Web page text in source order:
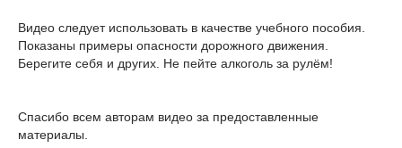
Видео следует использовать в качестве учебного пособия.
Показаны примеры опасности дорожного движения.
Берегите себя и других. Не пейте алкоголь за рулём!
Спасибо всем авторам видео за предоставленные
материалы.